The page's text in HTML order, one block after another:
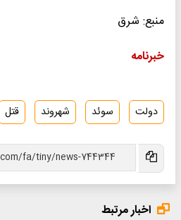
منبع: شرق
خبرنامه
دولت سوئد شهروند قتل
اخبار مرتبط